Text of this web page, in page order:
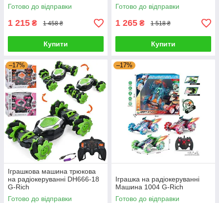
Готово до відправки
1 215 ₴ 1 458 ₴
Купити
Готово до відправки
1 265 ₴ 1 518 ₴
Купити
–17%
Іграшкова машина трюкова
на радіокеруванні DH666-18
G-Rich
Готово до відправки
–17%
Іграшка на радіокеруванні
Машина 1004 G-Rich
Готово до відправки